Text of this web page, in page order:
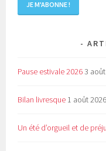
Pause estivale 20263
Bilan livresque 1 août 2026
Un été d’orgueil et de